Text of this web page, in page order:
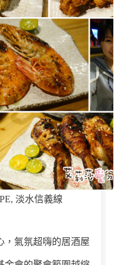
, 淡水信義線
，氣氛超嗨的居酒屋